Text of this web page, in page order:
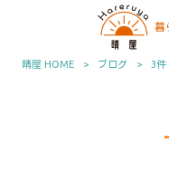
晴屋 HOME > ブログ > 3件